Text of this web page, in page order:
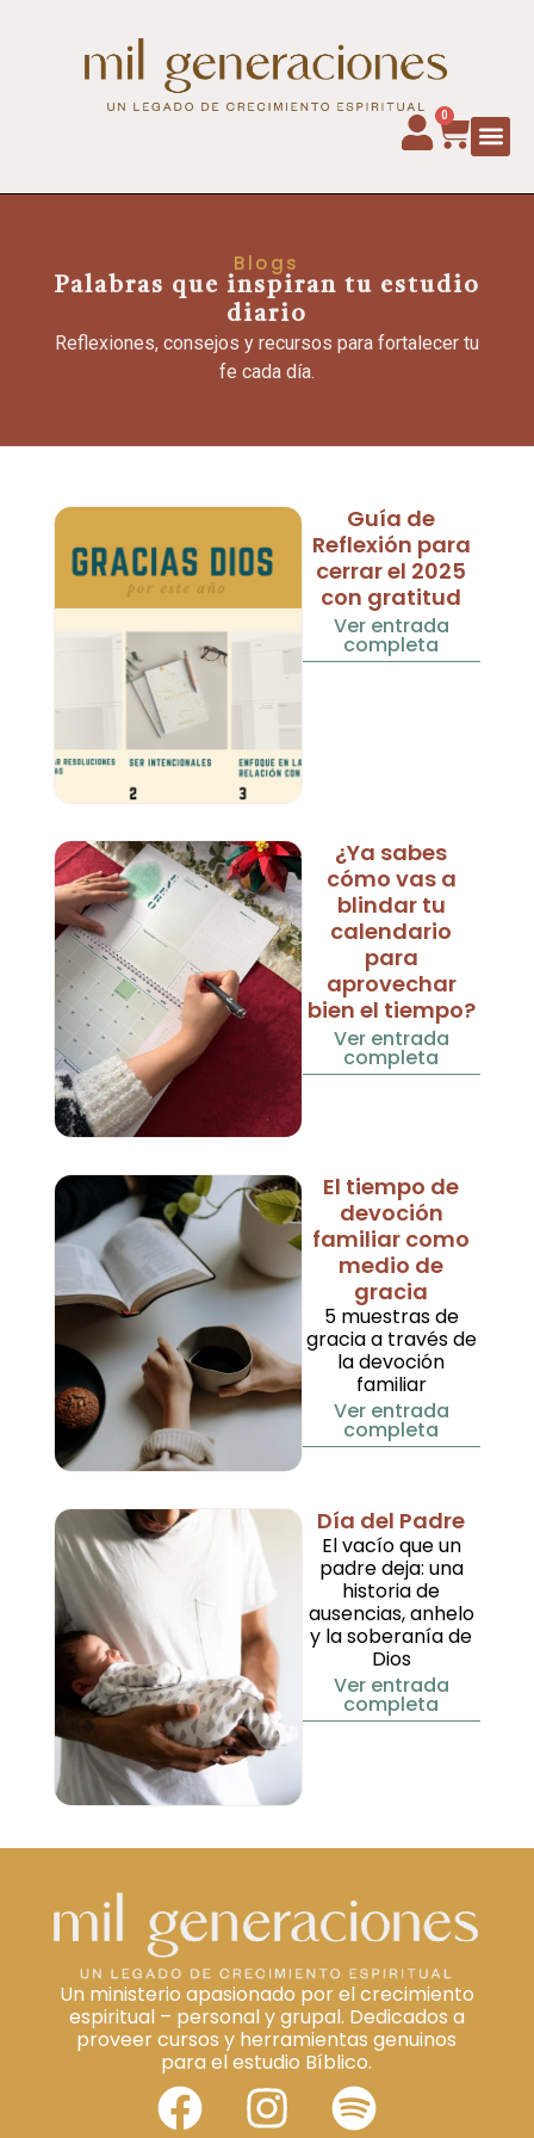
0
Blogs
Palabras que inspiran tu estudio
diario
Reflexiones, consejos y recursos para fortalecer tu
fe cada día.
Guía de
Reflexión para
cerrar el 2025
con gratitud
Ver entrada
completa
¿Ya sabes
cómo vas a
blindar tu
calendario
para
aprovechar
bien el tiempo?
Ver entrada
completa
El tiempo de
devoción
familiar como
medio de
gracia
5 muestras de
gracia a través de
la devoción
familiar
Ver entrada
completa
Día del Padre
El vacío que un
padre deja: una
historia de
ausencias, anhelo
y la soberanía de
Dios
Ver entrada
completa
Un ministerio apasionado por el crecimiento
espiritual – personal y grupal. Dedicados a
proveer cursos y herramientas genuinos
para el estudio Bíblico.